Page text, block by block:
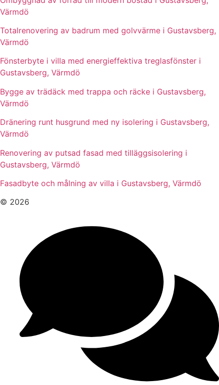
Värmdö
Totalrenovering av badrum med golvvärme i Gustavsberg,
Värmdö
Fönsterbyte i villa med energieffektiva treglasfönster i
Gustavsberg, Värmdö
Bygge av trädäck med trappa och räcke i Gustavsberg,
Värmdö
Dränering runt husgrund med ny isolering i Gustavsberg,
Värmdö
Renovering av putsad fasad med tilläggsisolering i
Gustavsberg, Värmdö
Fasadbyte och målning av villa i Gustavsberg, Värmdö
© 2026